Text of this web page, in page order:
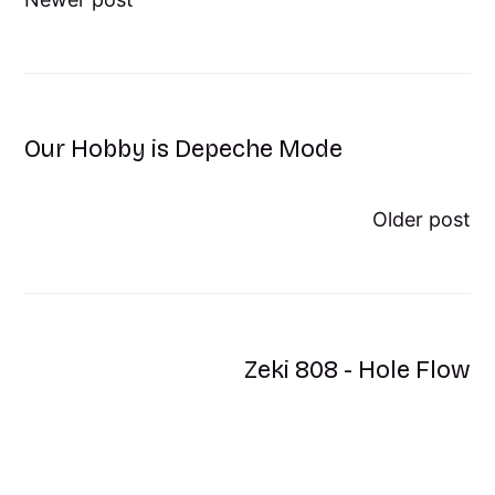
Our Hobby is Depeche Mode
Older post
Zeki 808 - Hole Flow